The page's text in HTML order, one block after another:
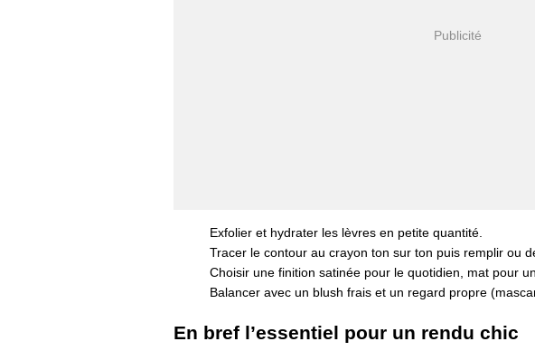
Exfolier et hydrater les lèvres en petite quantité.
Tracer le contour au crayon ton sur ton puis remplir ou
Choisir une finition satinée pour le quotidien, mat pour
Balancer avec un blush frais et un regard propre
En bref l’essentiel pour un rendu chic